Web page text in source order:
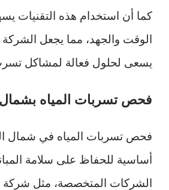
كما أن استخدام هذه التقنيات
الوقت والجهد، مما يجعل الشركة
يسعى لحلول فعالة لمشاكل
فحص تسربات المياه
فحص تسربات المياه في شمال
أساسية للحفاظ على سلامة
الشركات المتخصصة، مثل